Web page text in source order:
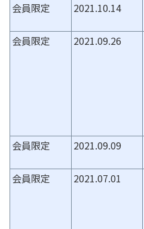
会員限定 2021.10.14
会員限定
2021.09.26
会員限定 2021.09.09
会員限定
2021.07.01